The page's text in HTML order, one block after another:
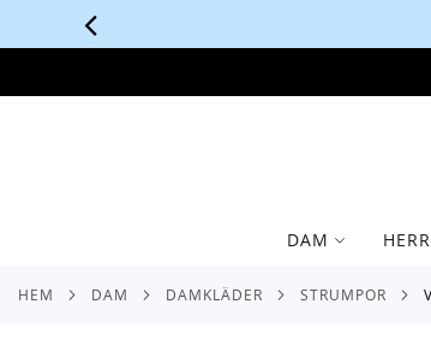
DAM HERR
HEM DAM DAMKLÄDER STRUMPOR